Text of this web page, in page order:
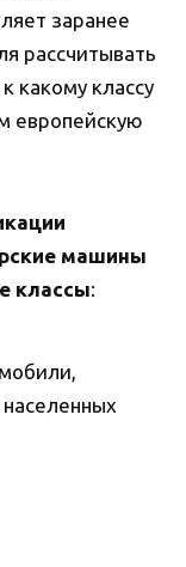
заранее
рассчитывать
какому классу
европейскую
машины
классы: